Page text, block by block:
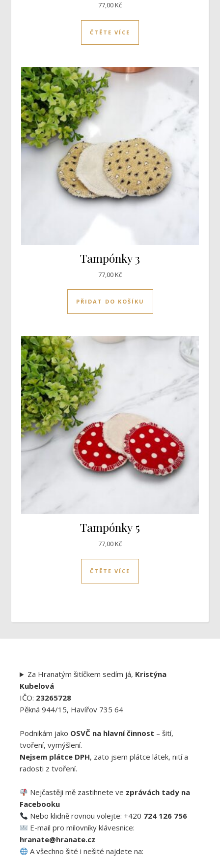
77,00Kč
ČTĚTE VÍCE
Tampónky 3
77,00Kč
PŘIDAT DO KOŠÍKU
Tampónky 5
77,00Kč
ČTĚTE VÍCE
Za Hranatým šitíčkem sedím já, Kristýna
Kubelová
IČO: 23265728
Pěkná 944/15, Havířov 735 64
Podnikám jako OSVČ na hlavní činnost – šití,
tvoření, vymýšlení.
Nejsem plátce DPH, zato jsem plátce látek, nití a
radosti z tvoření.
Nejčastěji mě zastihnete ve zprávách tady na
Facebooku
Nebo klidně rovnou volejte: +420 724 126 756
E-mail pro milovníky klávesnice:
hranate@hranate.cz
A všechno šité i nešité najdete na: